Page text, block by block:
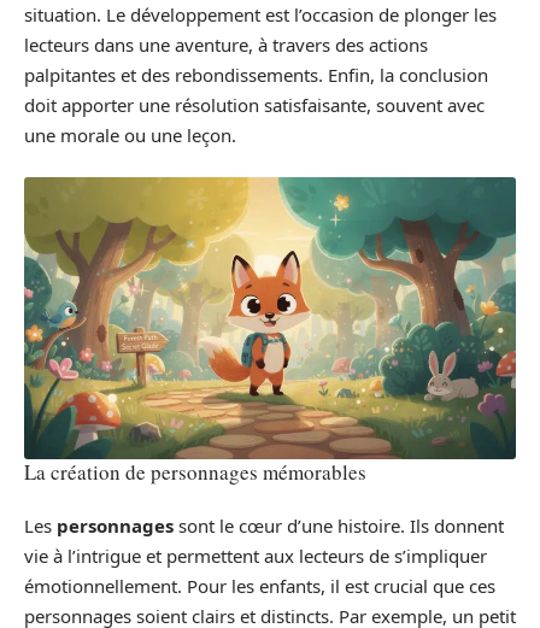
situation. Le développement est l’occasion de plonger les
lecteurs dans une aventure, à travers des actions
palpitantes et des rebondissements. Enfin, la conclusion
doit apporter une résolution satisfaisante, souvent avec
une morale ou une leçon.
La création de personnages mémorables
Les personnages sont le cœur d’une histoire. Ils donnent
vie à l’intrigue et permettent aux lecteurs de s’impliquer
émotionnellement. Pour les enfants, il est crucial que ces
personnages soient clairs et distincts. Par exemple, un petit